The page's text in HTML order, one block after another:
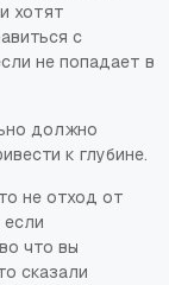
хотят
с
не попадает в
должно
к глубине.
не отход от
что вы
сказали